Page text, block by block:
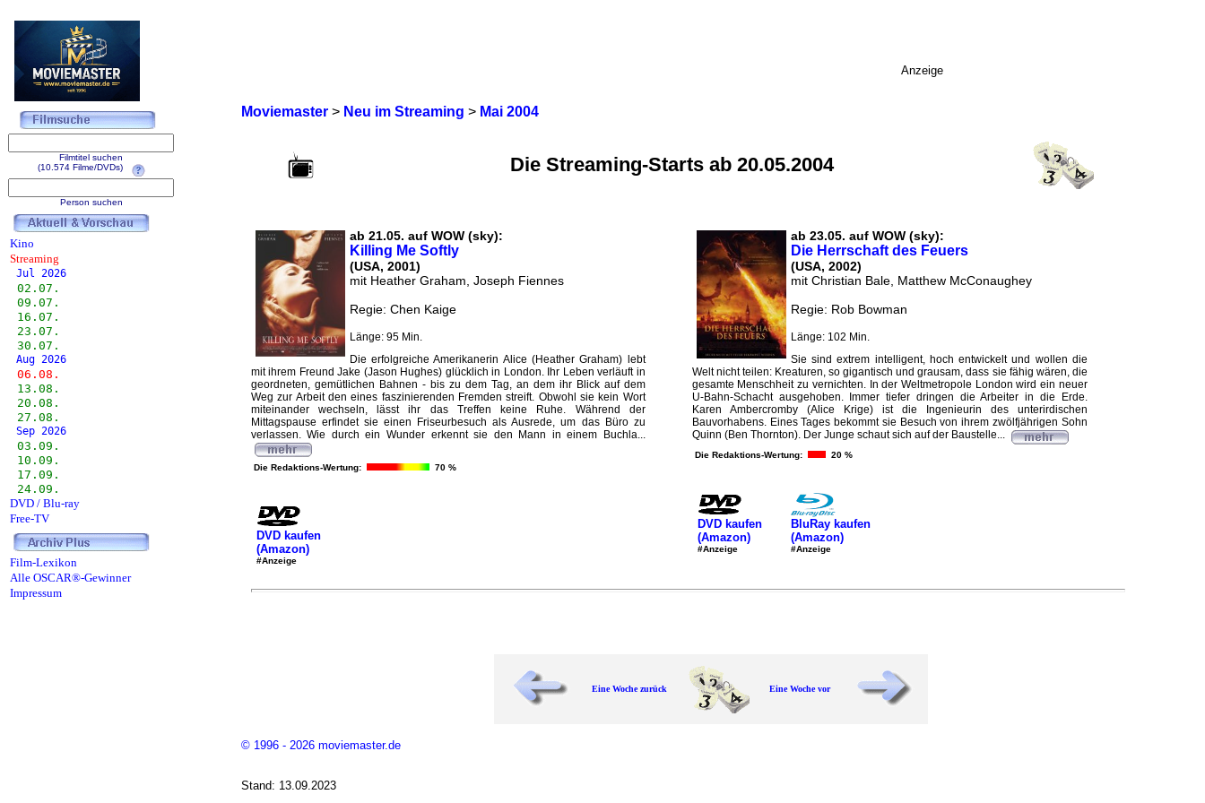
Moviemaster> Neu im Streaming > Mai 2004
Die Streaming-Starts ab 20.05.2004
ab 21.05. auf WOW (sky):
Killing Me Softly
(USA, 2001)
mit Heather Graham, Joseph Fiennes
Regie: Chen Kaige
Länge: 95 Min.
Die erfolgreiche Amerikanerin Alice (Heather Graham) lebt
mit ihrem Freund Jake (Jason Hughes) glücklich in London. Ihr Leben verläuft in
geordneten, gemütlichen Bahnen - bis zu dem Tag, an dem ihr Blick auf dem
Weg zur Arbeit den eines faszinierenden Fremden streift. Obwohl sie kein Wort
miteinander wechseln, lässt ihr das Treffen keine Ruhe. Während der
Mittagspause erfindet sie einen Friseurbesuch als Ausrede, um das Büro zu
verlassen. Wie durch ein Wunder erkennt sie den Mann in einem Buchla...
Die Redaktions-Wertung: 70 %
DVD kaufen
(Amazon)
#Anzeige
ab 23.05. auf WOW (sky):
Die Herrschaft des Feuers
(USA, 2002)
mit Christian Bale, Matthew McConaughey
Regie: Rob Bowman
Länge: 102 Min.
Sie sind extrem intelligent, hoch entwickelt und wollen die
Welt nicht teilen: Kreaturen, so gigantisch und grausam, dass sie fähig wären, die
gesamte Menschheit zu vernichten. In der Weltmetropole London wird ein neuer
U-Bahn-Schacht ausgehoben. Immer tiefer dringen die Arbeiter in die Erde.
Karen Ambercromby (Alice Krige) ist die Ingenieurin des unterirdischen
Bauvorhabens. Eines Tages bekommt sie Besuch von ihrem zwölfjährigen Sohn
Quinn (Ben Thornton). Der Junge schaut sich auf der Baustelle...
Die Redaktions-Wertung: 20 %
DVD kaufen
(Amazon)
#Anzeige
BluRay kaufen
(Amazon)
#Anzeige
Eine Woche zurück Eine Woche vor
© 1996 - 2026 moviemaster.de
Stand: 13.09.2023
Anzeige
Filmtitel suchen
(10.574 Filme/DVDs)
Person suchen
Kino
Streaming
Jul 2026
02.07.
09.07.
16.07.
23.07.
30.07.
Aug 2026
06.08.
13.08.
20.08.
27.08.
Sep 2026
03.09.
10.09.
17.09.
24.09.
DVD / Blu-ray
Free-TV
Film-Lexikon
Alle OSCAR®-Gewinner
Impressum